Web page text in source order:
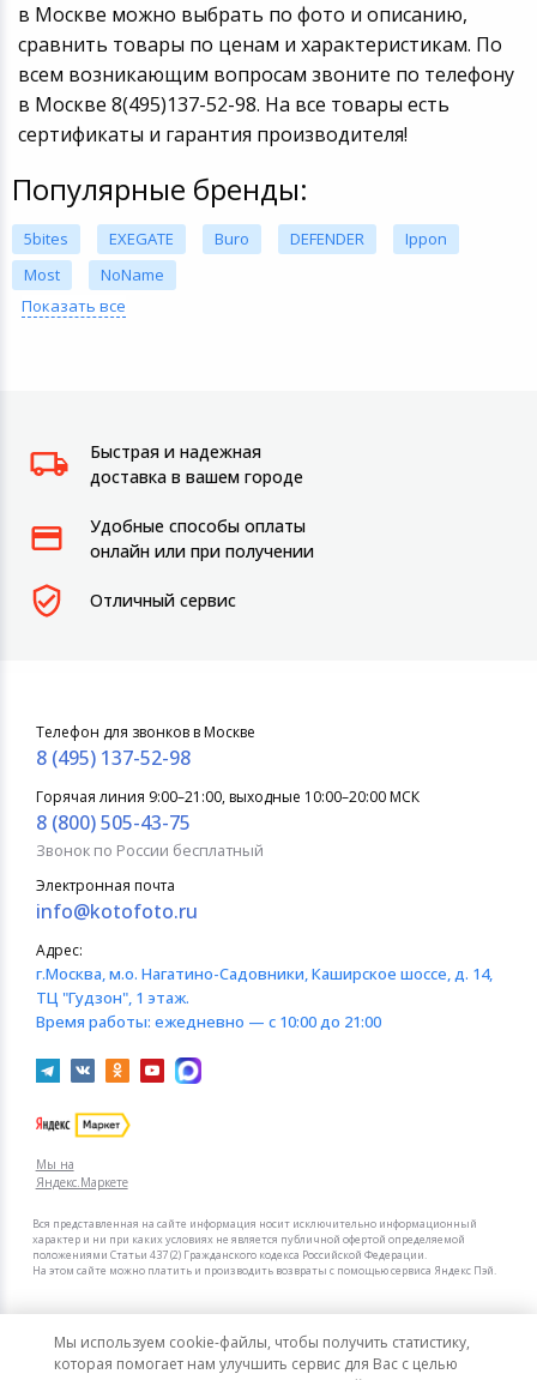
в Москве можно выбрать по фото и описанию,
сравнить товары по ценам и характеристикам. По
всем возникающим вопросам звоните по телефону
в Москве 8(495)137-52-98. На все товары есть
сертификаты и гарантия производителя!
Популярные бренды:
5bites EXEGATE Buro DEFENDER
Ippon
Most
NoName
Показать все
Быстрая и надежная
доставка в вашем городе
Удобные способы оплаты
онлайн или при получении
Отличный сервис
Мы используем cookie-файлы, чтобы получить статистику,
которая помогает нам улучшить сервис для Вас с целью
Мы на
Яндекс.Маркете
Телефон для звонков в Москве
8 (495) 137-52-98
Горячая линия 9:00–21:00, выходные 10:00–20:00 МСК
8 (800) 505-43-75
Звонок по России бесплатный
Электронная почта
info@kotofoto.ru
Адрес:
г.Москва, м.о. Нагатино-Садовники, Каширское шоссе, д. 14,
ТЦ "Гудзон", 1 этаж.
Время работы: ежедневно — с 10:00 до 21:00
Вся представленная на сайте информация носит исключительно информационный
характер и ни при каких условиях не является публичной офертой определяемой
положениями Статьи 437 (2) Гражданского кодекса Российской Федерации.
На этом сайте можно платить и производить возвраты с помощью сервиса Яндекс Пэй.
Мы в других городах
Санкт-Петербург
Москва